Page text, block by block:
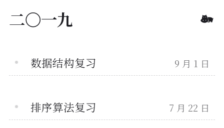
二〇一九
数据结构复习 9 月 1 日
排序算法复习 7 月 22 日